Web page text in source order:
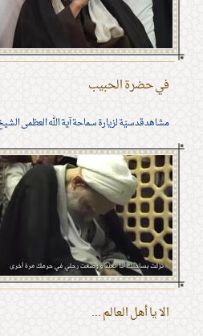
في حضرة الحبيب
مشاهد قدسيّة لزيارة سماحة آية الله العظمى
الا يا أهل العالم ...